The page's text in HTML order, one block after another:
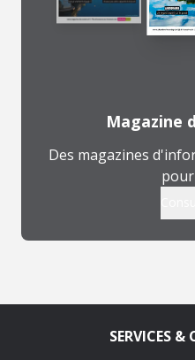
Magazine
Des magazines
SERVICES &